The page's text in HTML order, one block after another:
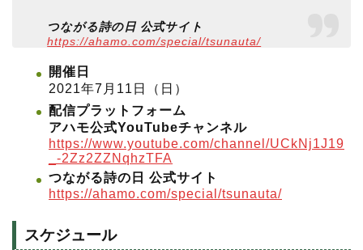
つながる詩の日 公式サイト
https://ahamo.com/special/tsunauta/
開催日
2021年7月11日（日）
配信プラットフォーム
アハモ公式YouTubeチャンネル
https://www.youtube.com/channel/UCkNj1J19
_-2Zz2ZZNqhzTFA
つながる詩の日 公式サイト
https://ahamo.com/special/tsunauta/
スケジュール